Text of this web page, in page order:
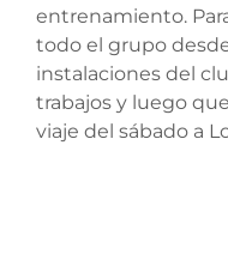
entrenamiento.
todo el grupo
instalaciones del
trabajos y luego
viaje del sábado a